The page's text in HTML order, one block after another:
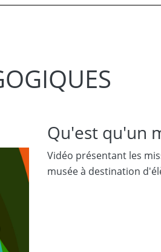
Qu'est qu'un
Vidéo présentant les
musée à destination